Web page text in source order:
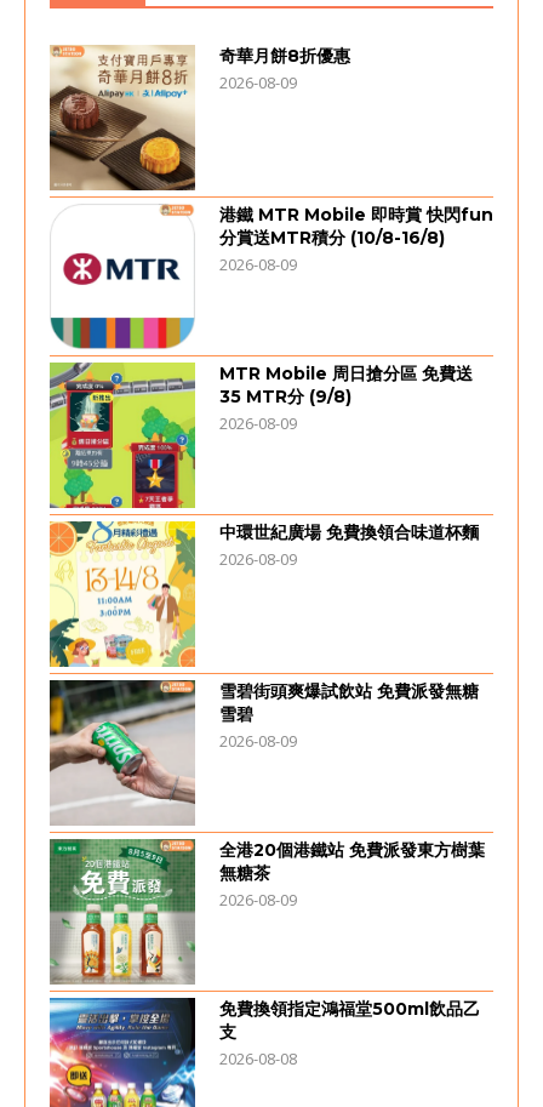
奇華月餅8折優惠
2026-08-09
港鐵 MTR Mobile 即時賞 快閃fun
分賞送MTR積分 (10/8-16/8)
2026-08-09
MTR Mobile 周日搶分區 免費送
35 MTR分 (9/8)
2026-08-09
中環世紀廣場 免費換領合味道杯麵
2026-08-09
雪碧街頭爽爆試飲站 免費派發無糖
雪碧
2026-08-09
全港20個港鐵站 免費派發東方樹葉
無糖茶
2026-08-09
免費換領指定鴻福堂500ml飲品乙
支
2026-08-08